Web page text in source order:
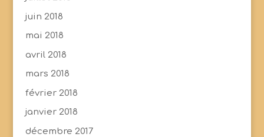
juin 2018
mai 2018
avril 2018
mars 2018
février 2018
janvier 2018
décembre 2017